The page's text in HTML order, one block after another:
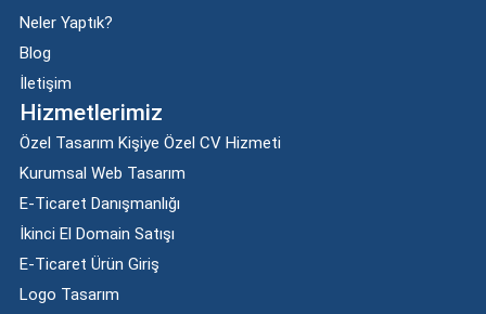
Neler Yaptık?
Blog
İletişim
Hizmetlerimiz
Özel Tasarım Kişiye Özel CV Hizmeti
Kurumsal Web Tasarım
E-Ticaret Danışmanlığı
İkinci El Domain Satışı
E-Ticaret Ürün Giriş
Logo Tasarım